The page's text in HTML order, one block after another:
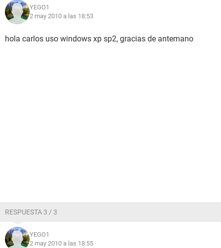
YEGO1
2 may 2010 a las 18:53
hola carlos uso windows xp sp2, gracias de antemano
RESPUESTA 3 / 3
YEGO1
2 may 2010 a las 18:55